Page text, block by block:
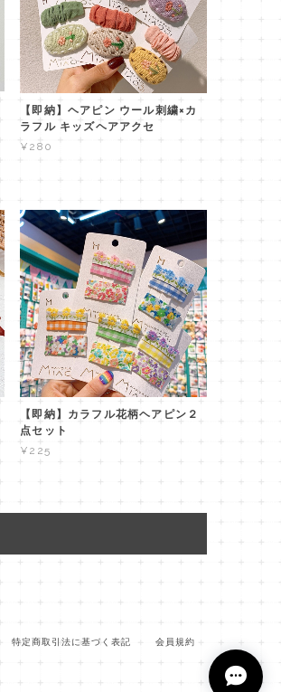
【即納】ヘアピン ウール刺繍×カ
ラフル キッズヘアアクセ
¥280
【即納】カラフル花柄ヘアピン２
点セット
¥225
特定商取引法に基づく表記 会員規約